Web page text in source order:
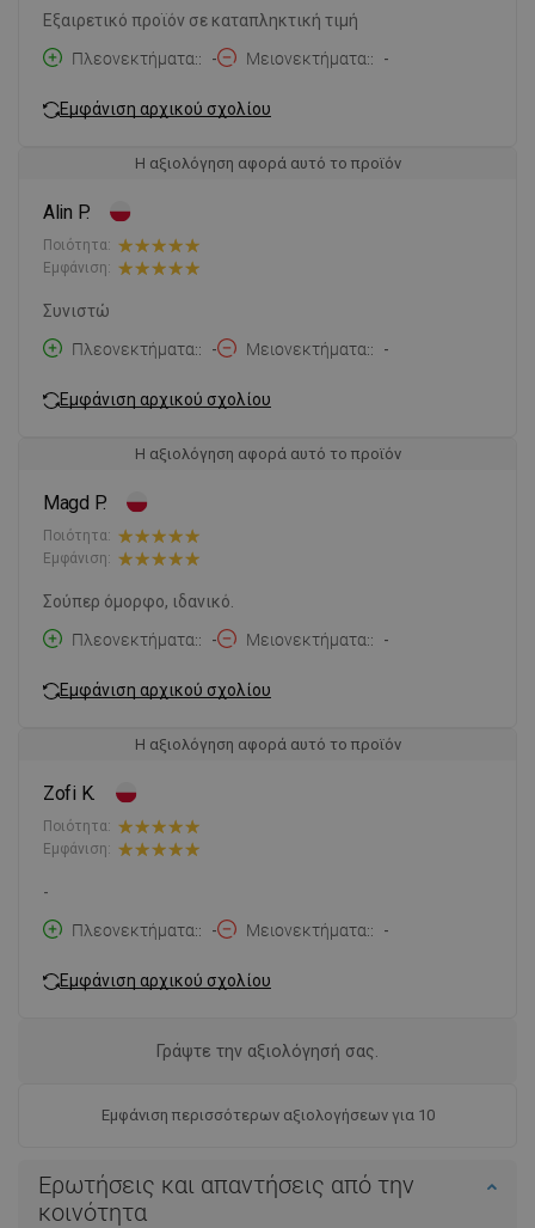
Εξαιρετικό προϊόν σε καταπληκτική τιμή
Πλεονεκτήματα:
- Μειονεκτήματα: -
Εμφάνιση αρχικού σχολίου
Η αξιολόγηση αφορά αυτό το προϊόν
Alin P.
Ποιότητα:
Εμφάνιση:
Συνιστώ
Πλεονεκτήματα:
- Μειονεκτήματα: -
Εμφάνιση αρχικού σχολίου
Η αξιολόγηση αφορά αυτό το προϊόν
Magd P.
Ποιότητα:
Εμφάνιση:
Σούπερ όμορφο, ιδανικό.
Πλεονεκτήματα:
- Μειονεκτήματα: -
Εμφάνιση αρχικού σχολίου
Η αξιολόγηση αφορά αυτό το προϊόν
Zofi K.
Ποιότητα:
Εμφάνιση:
-
Πλεονεκτήματα:
- Μειονεκτήματα: -
Εμφάνιση αρχικού σχολίου
Εμφάνιση περισσότερων αξιολογήσεων για 10
Γράψτε την αξιολόγησή σας.
Ερωτήσεις και απαντήσεις από την
κοινότητα